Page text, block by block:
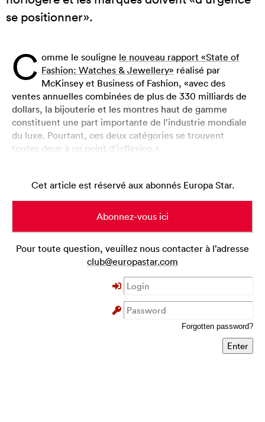
se positionner».
C omme le souligne le nouveau rapport «State of
Fashion: Watches & Jewellery» réalisé par
McKinsey et Business of Fashion, «avec des
ventes annuelles combinées de plus de 330 milliards de
dollars, la bijouterie et les montres haut de gamme
constituent une part importante de l’industrie mondiale
du luxe. Pourtant, ces deux catégories se trouvent
toutes deux à un point d’inflexion.»